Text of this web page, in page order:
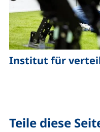
Institut für
Teile diese